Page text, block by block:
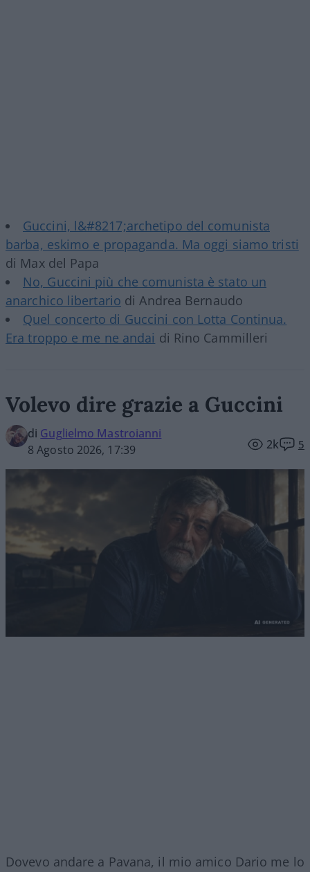
Guccini, l&#8217;archetipo del comunista
barba, eskimo e propaganda. Ma oggi siamo tristi
di Max del Papa
No, Guccini più che comunista è stato un
anarchico libertario di Andrea Bernaudo
Quel concerto di Guccini con Lotta Continua.
Era troppo e me ne andai di Rino Cammilleri
Volevo dire grazie a Guccini
di Guglielmo Mastroianni
8 Agosto 2026, 17:39
2k 5
Dovevo andare a Pavana, il mio amico Dario me lo